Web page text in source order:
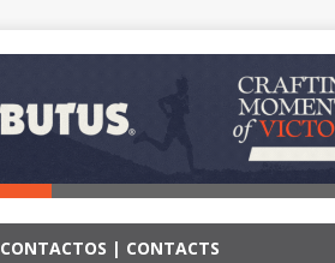
CONTACTOS | CONTACTS